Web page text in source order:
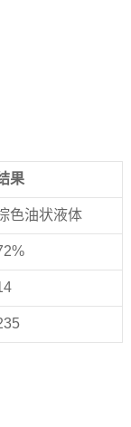
果
色油状液体